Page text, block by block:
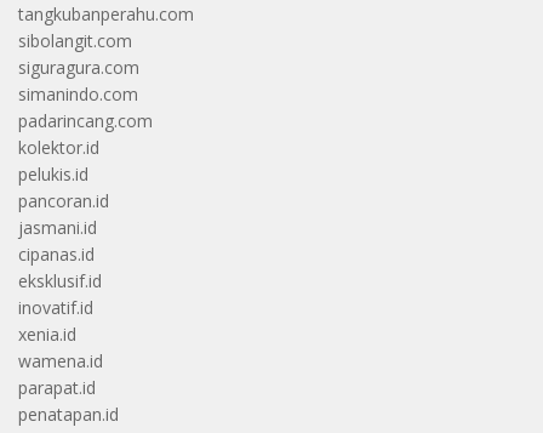
tangkubanperahu.com
sibolangit.com
siguragura.com
simanindo.com
padarincang.com
kolektor.id
pelukis.id
pancoran.id
jasmani.id
cipanas.id
eksklusif.id
inovatif.id
xenia.id
wamena.id
parapat.id
penatapan.id